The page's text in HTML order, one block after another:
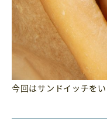
今回はサンドイッチを